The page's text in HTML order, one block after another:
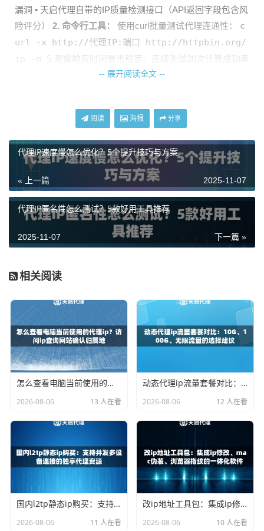
漏洞 • 天启代理自带的IP质量检测接口（API返回字段包含风
险评分） 2. 命令行工具： 使用curl批量测试代理连通性： c
url -x http://代理IP:端口 http://httpbin.org/
ip -m 5 观察响应时间是否稳定，连续测试20次计算成功率
通过业务系统日志观察： • HTTP状态码分
的IP段 • 相同IP触发验证码的频率
对于需要批量检测的场景，建议搭建自动化检测系统。参考
天启代理给企业客户提供的方案架构：
检测模块 实现方式
合格标准
每5分钟TCP端口探测
测
测
指纹
为什么自建机房影响纯净度
市面上70%的代理服务商使用公共云服务器，导致IP地址段
被标记。天启代理的全国自建机房采用独立IP段分配机制，
每个IP都经过严格的：
运营商备案认证
历史使用轨迹审查
这种模式使IP可用率比行业平均水平提升40%，特别适合需
要长期稳定IP的场景。
-- 展开阅读全文 --
阅读 海报 分享
代理IP速度慢怎么优化？5个提升技巧与方案
« 上一篇 2025-11-07
代理IP匿名性怎么测试？5款好用工具推荐
下一篇 »
2025-11-07
相关阅读
怎么查看电脑当前使用的代理ip？访问ip查询网站确认归属地
2026-08-06 13 人在看
动态代理ip流量套餐对比：10G、100G、无限流量的选择建议
2026-08-06 12 人在看
国内l2tp静态ip购买：支持并发多设备连接的独享代理资源
2026-08-06 11 人在看
改ip地址工具包：集成ip修改、mac伪装、浏览器指纹的一体化软件
2026-08-06 10 人在看